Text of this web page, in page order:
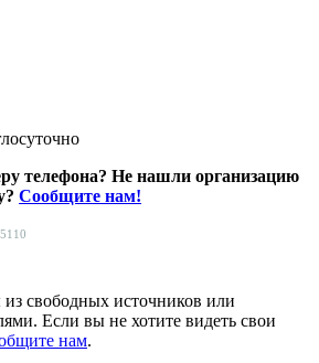
телефона? Не нашли организацию
Сообщите нам!
5110
свободных источников или
Если вы не хотите видеть свои
нам.